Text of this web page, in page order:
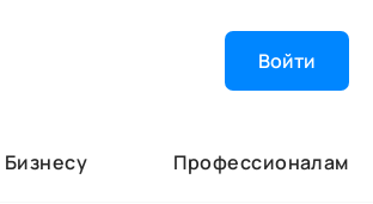
Войти
Бизнесу Профессионалам
Найти эксперта
Эксперты
Об Академии
Лаборатории